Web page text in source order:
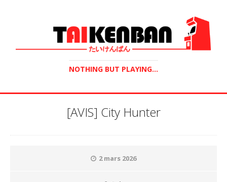
NOTHING BUT PLAYING...
[AVIS] City Hunter
2 mars 2026